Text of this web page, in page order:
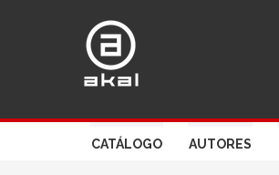
CATÁLOGO AUTORES